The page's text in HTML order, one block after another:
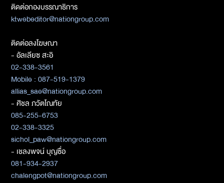
ติดต่อกองบรรณาธิการ
ktwebeditor@nationgroup.com
ติดต่อลงโฆษณา
- อัลเลียซ สะอิ
02-338-3561
Mobile : 087-519-1379
allias_sae@nationgroup.com
- ศิชล ภวัตโณทัย
085-255-6753
02-338-3325
sichol_paw@nationgroup.com
- เชลงพจน์ บุญซื่อ
081-934-2937
chalengpot@nationgroup.com